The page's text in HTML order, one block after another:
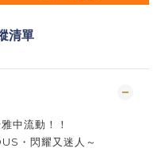
清單
中流動！！
・閃耀又迷人～